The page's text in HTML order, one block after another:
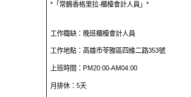
*「常鶴香格里拉-櫃檯會計人員」*
工作職缺：晚班櫃檯會計人員
工作地點：高雄市苓雅區四維二路353號
上班時間：PM20:00-AM04:00
月排休：5天